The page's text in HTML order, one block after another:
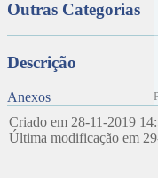
Outras Categorias
Descrição
Anexos
Criado em 28-11-2019
Última modificação em